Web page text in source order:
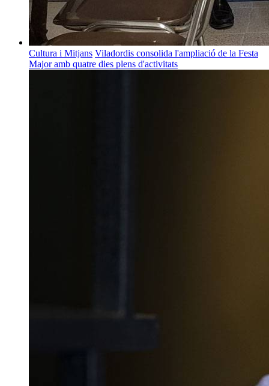
Cultura i Mitjans Viladordis consolida l'ampliació de la Festa
Major amb quatre dies plens d'activitats